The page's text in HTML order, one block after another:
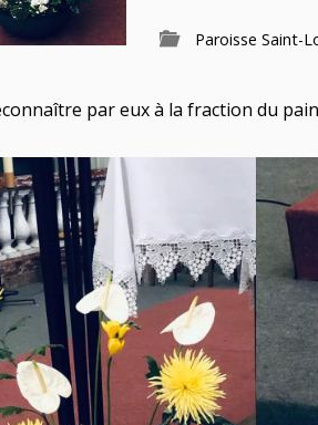
Paroisse Saint-
par eux à la fraction du pain